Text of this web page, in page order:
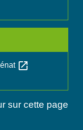
open_in_new
sur cette page